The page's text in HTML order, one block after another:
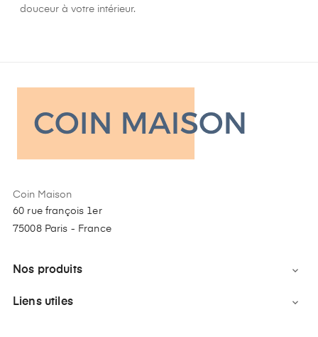
douceur à votre intérieur.
Coin Maison
60 rue françois 1er
75008 Paris - France
Nos produits 
Liens utiles 